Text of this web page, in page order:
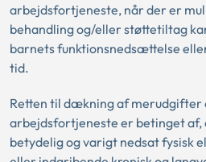
arbejdsfortjeneste, når der er
behandling og/eller støttetiltag
barnets funktionsnedsættelse
tid.
Retten til dækning af merudgifter
arbejdsfortjeneste er betinget af,
betydelig og varigt nedsat fysisk